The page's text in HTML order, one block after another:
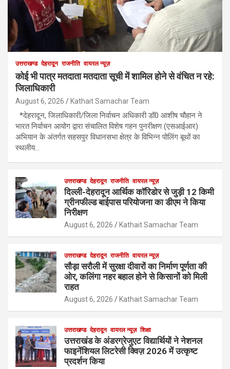
उत्तराखण्ड देहरादून राजनीति वायरल न्यूज़
कोई भी पात्र मतदाता मतदाता सूची में शामिल होने से वंचित न रहे:
जिलाधिकारी
August 6, 2026 Kathait Samachar Team
*देहरादून, जिलाधिकारी/जिला निर्वाचन अधिकारी डॉ0 आशीष चौहान ने
भारत निर्वाचन आयोग द्वारा संचालित विशेष गहन पुनरीक्षण (एसआईआर)
अभियान के अंतर्गत सहसपुर विधानसभा क्षेत्र के विभिन्न पोलिंग बूथों का
स्थलीय…
उत्तराखण्ड देहरादून राजनीति वायरल न्यूज़
दिल्ली-देहरादून आर्थिक कॉरिडोर से जुड़ी 12 किमी
ग्रीनफील्ड बाईपास परियोजना का डीएम ने किया
निरीक्षण
August 6, 2026 Kathait Samachar Team
उत्तराखण्ड देहरादून राजनीति वायरल न्यूज़
सौड़ा सरौली में सुरक्षा दीवारों का निर्माण पूर्णता की
ओर, कलिंगा नहर बहाल होने से किसानों को मिली
राहत
August 6, 2026 Kathait Samachar Team
उत्तराखण्ड देहरादून वायरल न्यूज़ शिक्षा
उत्तराखंड के अंडरग्रेजुएट विद्यार्थियों ने नेशनल
फाइनेंशियल लिटरेसी क्विज़ 2026 में उत्कृष्ट
प्रदर्शन किया